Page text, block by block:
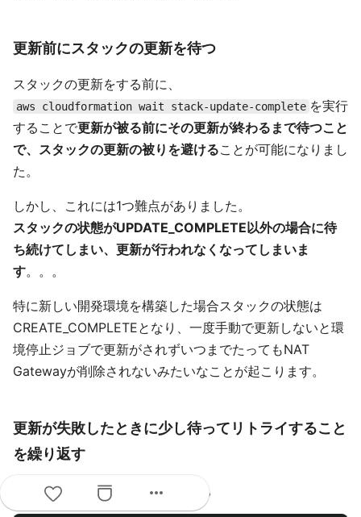
更新前にスタックの更新を待つ
スタックの更新をする前に、
aws cloudformation wait stack-update-complete を実行
することで更新が被る前にその更新が終わるまで待つこと
で、スタックの更新の被りを避けることが可能になりまし
た。
しかし、これには1つ難点がありました。
スタックの状態がUPDATE_COMPLETE以外の場合に待
ち続けてしまい、更新が行われなくなってしまいま
す。。。
特に新しい開発環境を構築した場合スタックの状態は
CREATE_COMPLETEとなり、一度手動で更新しないと環
境停止ジョブで更新がされずいつまでたってもNAT
Gatewayが削除されないみたいなことが起こります。
更新が失敗したときに少し待ってリトライすること
を繰り返す
こちらを最終的には採用しました。
more_horiz